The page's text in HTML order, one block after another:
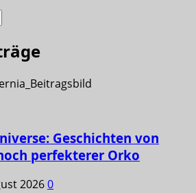
Geschichten von
perfekterer Orko
20260